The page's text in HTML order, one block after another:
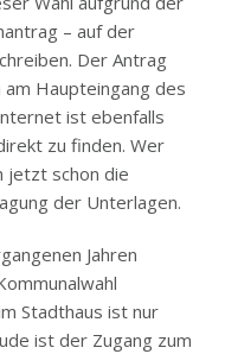
– auf der
Der Antrag
Haupteingang des
ist ebenfalls
zu finden. Wer
jetzt schon die
der Unterlagen.
Jahren
Stadthaus ist nur
ist der Zugang zum